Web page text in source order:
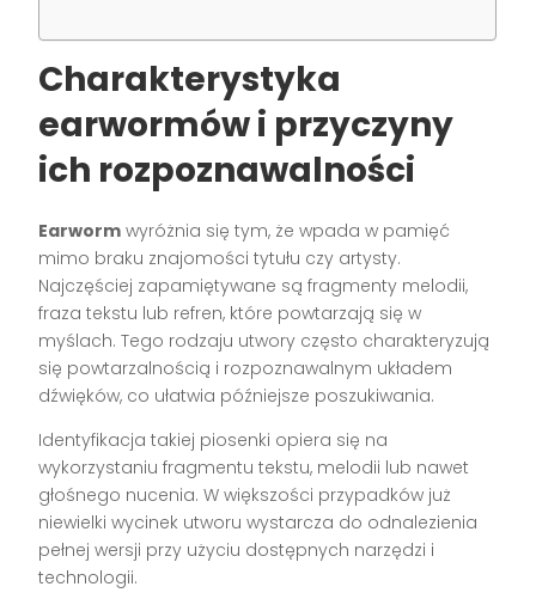
Charakterystyka
earwormów i przyczyny
ich rozpoznawalności
Earworm wyróżnia się tym, że wpada w pamięć
mimo braku znajomości tytułu czy artysty.
Najczęściej zapamiętywane są fragmenty melodii,
fraza tekstu lub refren, które powtarzają się w
myślach. Tego rodzaju utwory często charakteryzują
się powtarzalnością i rozpoznawalnym układem
dźwięków, co ułatwia późniejsze poszukiwania.
Identyfikacja takiej piosenki opiera się na
wykorzystaniu fragmentu tekstu, melodii lub nawet
głośnego nucenia. W większości przypadków już
niewielki wycinek utworu wystarcza do odnalezienia
pełnej wersji przy użyciu dostępnych narzędzi i
technologii.